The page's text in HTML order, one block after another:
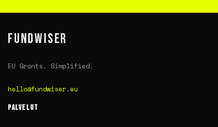
FUNDWISER
EU Grants. Simplified.
hello@fundwiser.eu
PALVELUT